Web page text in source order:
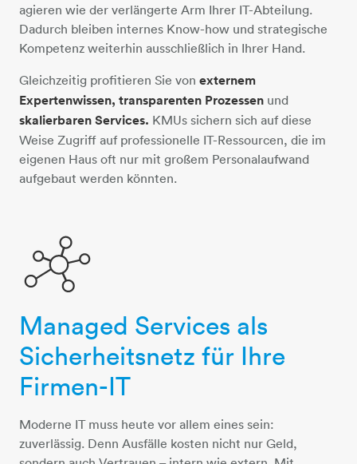
agieren wie der verlängerte Arm Ihrer IT-Abteilung.
Dadurch bleiben internes Know-how und strategische
Kompetenz weiterhin ausschließlich in Ihrer Hand.
Gleichzeitig profitieren Sie von externem
Expertenwissen, transparenten Prozessen und
skalierbaren Services. KMUs sichern sich auf diese
Weise Zugriff auf professionelle IT-Ressourcen, die im
eigenen Haus oft nur mit großem Personalaufwand
aufgebaut werden könnten.
ring-topografie
Managed Services als
Sicherheitsnetz für Ihre
Firmen-IT
Moderne IT muss heute vor allem eines sein:
zuverlässig. Denn Ausfälle kosten nicht nur Geld,